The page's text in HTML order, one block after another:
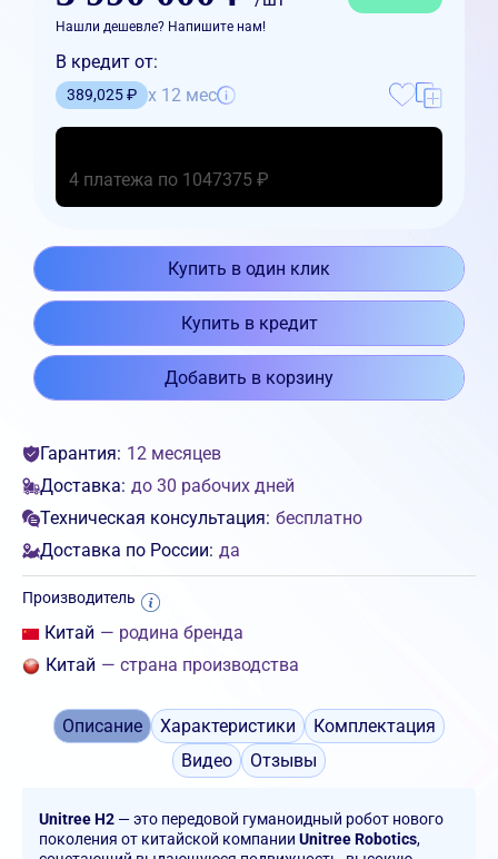
Нашли дешевле? Напишите нам!
В кредит от:
389,025 ₽ x 12 мес
4 платежа по 1047375 ₽
Купить в один клик
Купить в кредит
Добавить в корзину
Гарантия: 12 месяцев
Доставка: до 30 рабочих дней
Техническая консультация: бесплатно
Доставка по России: да
Производитель
Китай — родина бренда
Китай — страна производства
Описание Характеристики
Комплектация
Видео
Отзывы
Unitree H2 — это передовой гуманоидный робот нового
поколения от китайской компании Unitree Robotics,